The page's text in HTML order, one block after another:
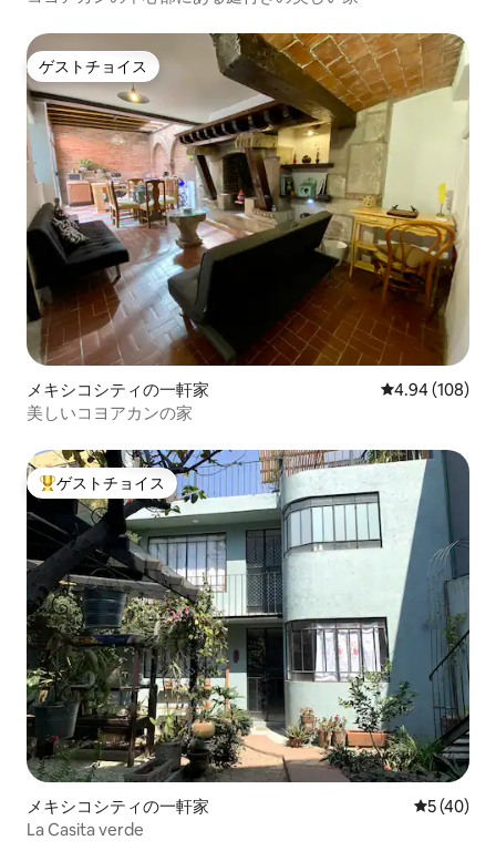
ゲストチョイス
ゲストチョイス
メキシコシティの一軒家 レビュー108
4.94 (108)
美しいコヨアカンの家
大好評のゲストチョイスです。
ゲストチョイス
メキシコシティの一軒家 レビュー
5 (40)
La Casita verde